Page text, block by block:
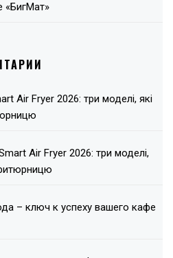
«БигМат»
Air Fryer 2026: три моделі, які
Air Fryer 2026: три моделі,
– ключ к успеху вашего кафе